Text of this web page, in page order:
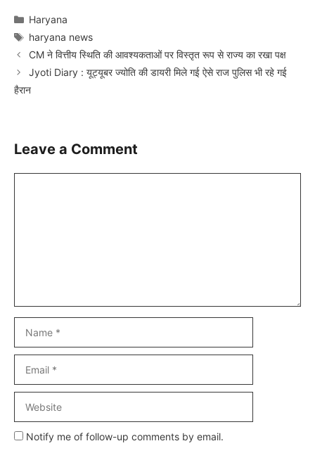
Categories
Haryana
Tags
haryana news
CM ने वित्तीय स्थिति की आवश्यकताओं पर विस्तृत रूप से राज्य का रखा पक्ष
Jyoti Diary : यूट्यूबर ज्योति की डायरी मिले गई ऐसे राज पुलिस भी रहे गई
हैरान
Leave a Comment
Notify me of follow-up comments by email.